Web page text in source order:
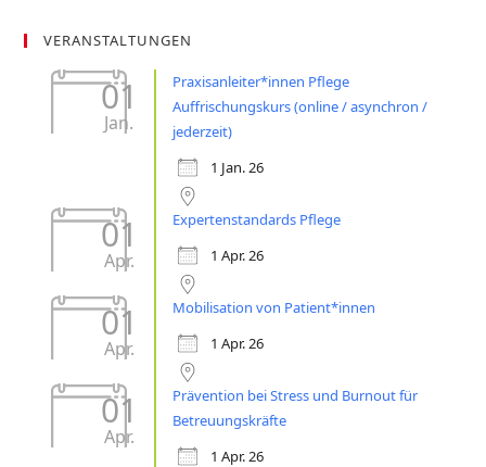
VERANSTALTUNGEN
01
Jan.
Praxisanleiter*innen Pflege
Auffrischungskurs (online / asynchron /
jederzeit)
1 Jan. 26
01
Apr.
Expertenstandards Pflege
1 Apr. 26
01
Apr.
Mobilisation von Patient*innen
1 Apr. 26
01
Apr.
Prävention bei Stress und Burnout für
Betreuungskräfte
1 Apr. 26